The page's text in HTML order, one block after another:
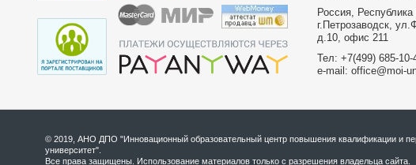
Россия,
г.Петрозаводск,
д.10, офис 211
Тел: +7(499) 685-10-
e-mail: office@moi-
© 2019, АНО ДПО "Инновационный образовательный центр повышения квалификации и
университет".
Все права защищены. Использование материалов только с разрешения владельца сайта.